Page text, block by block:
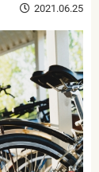
2021.06.25